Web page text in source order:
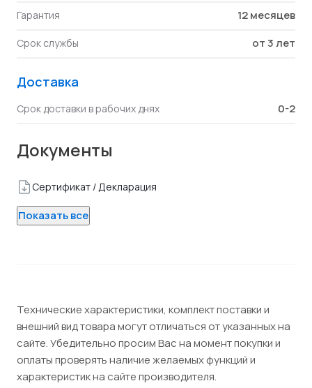
Гарантия 12 месяцев
Срок службы от 3 лет
Доставка
Срок доставки в рабочих днях 0-2
Документы
Сертификат / Декларация
Показать все
Технические характеристики, комплект поставки и
внешний вид товара могут отличаться от указанных на
сайте. Убедительно просим Вас на момент покупки и
оплаты проверять наличие желаемых функций и
характеристик на сайте производителя.